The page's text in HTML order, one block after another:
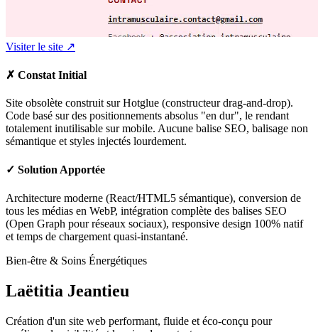
Visiter le site ↗
✗ Constat Initial
Site obsolète construit sur Hotglue (constructeur drag-and-drop).
Code basé sur des positionnements absolus "en dur", le rendant
totalement inutilisable sur mobile. Aucune balise SEO, balisage non
sémantique et styles injectés lourdement.
✓ Solution Apportée
Architecture moderne (React/HTML5 sémantique), conversion de
tous les médias en WebP, intégration complète des balises SEO
(Open Graph pour réseaux sociaux), responsive design 100% natif
et temps de chargement quasi-instantané.
Bien-être & Soins Énergétiques
Laëtitia Jeantieu
Création d'un site web performant, fluide et éco-conçu pour